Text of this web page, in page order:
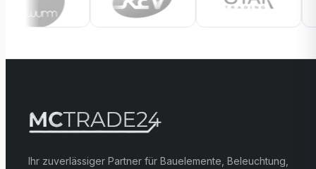
Ihr zuverlässiger Partner für Bauelemente, Beleuchtung,